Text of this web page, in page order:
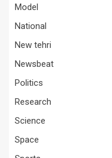
Model
National
New tehri
Newsbeat
Politics
Research
Science
Space